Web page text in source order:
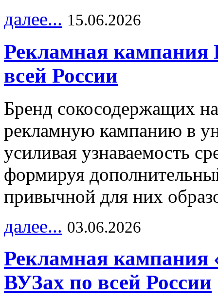
далее... 15.06.2026
Рекламная
всей России
Бренд сокосодержащих
рекламную кампанию в
усиливая узнаваемость
формируя
привычной для них
далее... 03.06.2026
Рекламная кампания
ВУЗах по всей России